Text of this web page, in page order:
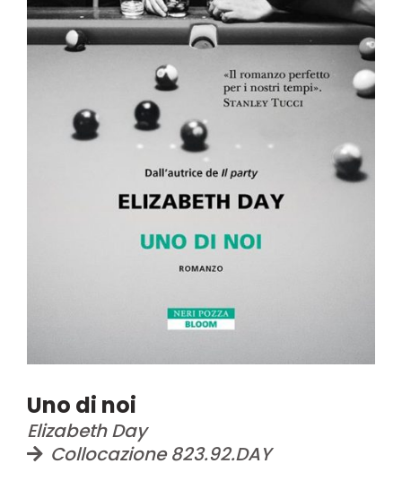
Uno di noi
Elizabeth Day
Collocazione 823.92.DAY